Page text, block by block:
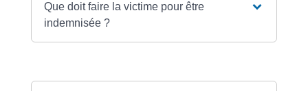
Que doit faire la victime pour être
indemnisée ?